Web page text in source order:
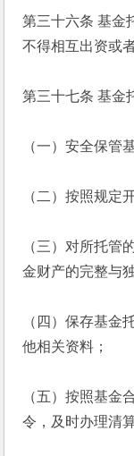
第三十六条 基金
不得相互出资或
第三十七条 基金
（一）安全保管
（二）按照规定
（三）对所托管
金财产的完整与
（四）保存基金
他相关资料；
（五）按照基金
令，及时办理清